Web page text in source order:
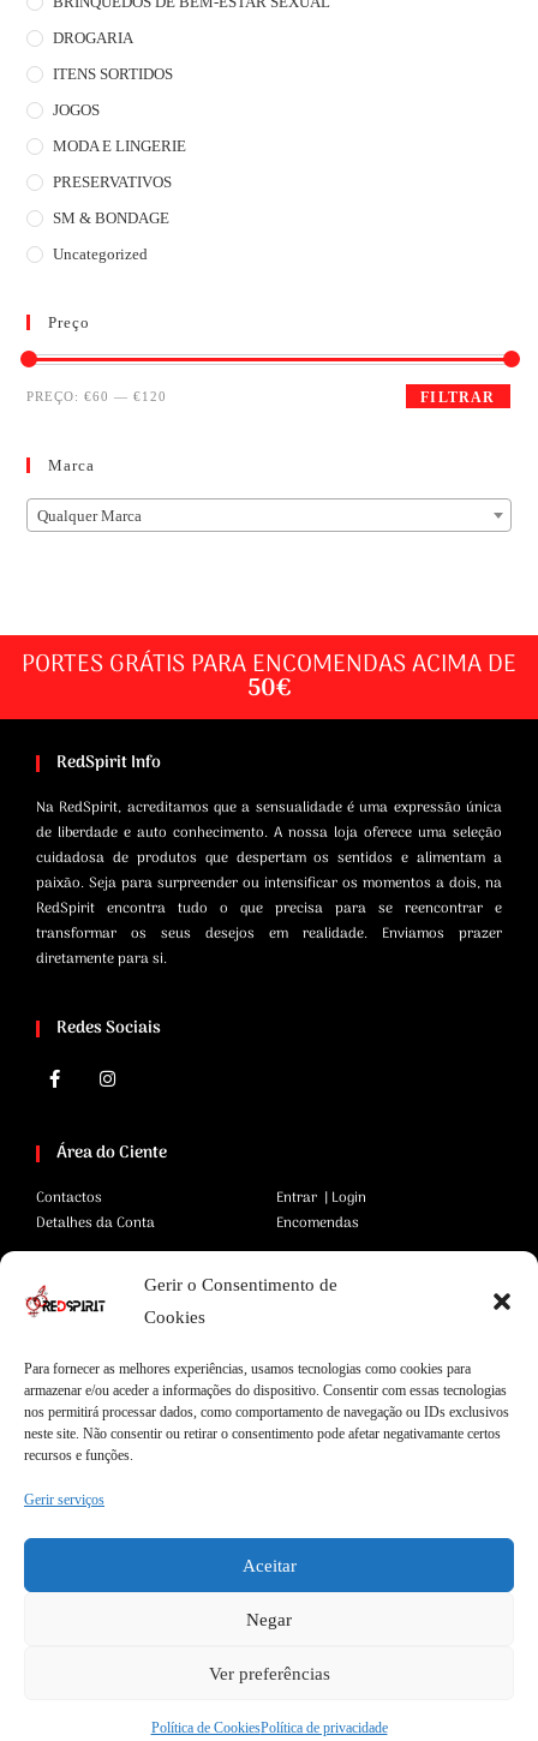
Gerir o Consentimento de
Cookies
Para fornecer as melhores experiências, usamos tecnologias como cookies para
armazenar e/ou aceder a informações do dispositivo. Consentir com essas tecnologias
nos permitirá processar dados, como comportamento de navegação ou IDs exclusivos
neste site. Não consentir ou retirar o consentimento pode afetar negativamante certos
recursos e funções.
Gerir serviços
Aceitar
Negar
Ver preferências
Política de CookiesPolítica de privacidade
DROGARIA
ITENS SORTIDOS
JOGOS
MODA E LINGERIE
PRESERVATIVOS
SM & BONDAGE
Uncategorized
Preço
FILTRAR
PREÇO:€60 —€120
Marca
Qualquer Marca
PORTES GRÁTIS PARA ENCOMENDAS ACIMA DE
50€
RedSpirit Info
Na RedSpirit, acreditamos que a sensualidade é uma expressão única
de liberdade e auto conhecimento. A nossa loja oferece uma seleção
cuidadosa de produtos que despertam os sentidos e alimentam a
paixão. Seja para surpreender ou intensificar os momentos a dois, na
RedSpirit encontra tudo o que precisa para se reencontrar e
transformar os seus desejos em realidade. Enviamos prazer
diretamente para si.
Redes Sociais
Área do Ciente
Contactos
Detalhes da Conta
Entrar | Login
Encomendas
Área Legal
Termos e Condições
Privacidade
Cookies
Pagamentos Seguros
Envios Seguros
Livro de Reclamações
Garantias
Qualidade Garantida